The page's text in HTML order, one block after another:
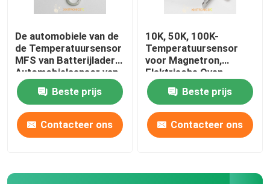
De Sensor van de onderdompelingstemperatuur
De Thermistoren van Chip Style NTC
NTC-Thermistorspaander
Traagheidsnavigatiesensor
De automobiele van de
de Temperatuursensor
MFS van Batterijladers
Automobielsensor van
de Reekstemperaturen
voor AutoBeste prijs
Contacteer ons
10K, 50K, 100K-
Temperatuursensor
voor Magnetron,
Elektrische Oven,
Luchtbraadpan,
Elektrische Gebakken
Plaat mft-F Reeks
Beste prijs
Contacteer ons